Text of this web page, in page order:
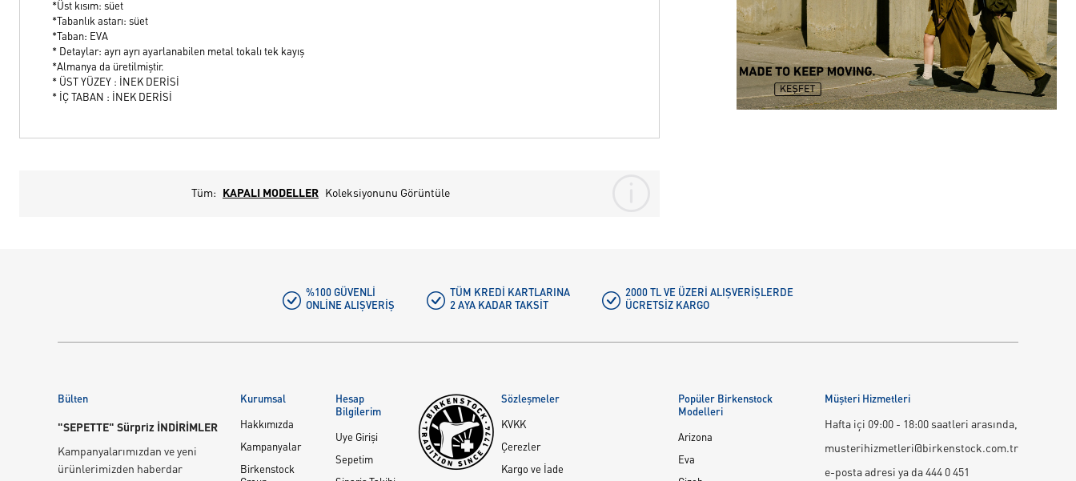
*Üst kısım: süet
*Tabanlık astarı: süet
*Taban: EVA
* Detaylar: ayrı ayrı ayarlanabilen metal tokalı tek kayış
*Almanya da üretilmiştir.
* ÜST YÜZEY : İNEK DERİSİ
* İÇ TABAN : İNEK DERİSİ
Tüm: KAPALI MODELLER Koleksiyonunu Görüntüle
%100 GÜVENLI
ONLINE ALIŞVERIŞ
TÜM KREDI KARTLARINA
2 AYA KADAR TAKSIT
2000 TL VE ÜZERİ ALIŞVERİŞLERDE
ÜCRETSIZ KARGO
Bülten
"SEPETTE" Sürpriz İNDİRİMLER
Kampanyalarımızdan ve yeni
ürünlerimizden haberdar
Kurumsal
Hakkımızda
Kampanyalar
Birkenstock
Hesap
Bilgilerim
Üye Girişi
Sepetim
Sözleşmeler
KVKK
Çerezler
Kargo ve İade
Popüler Birkenstock
Modelleri
Arizona
Eva
Müşteri Hizmetleri
Hafta içi 09:00 - 18:00 saatleri arasında,
musterihizmetleri@birkenstock.com.tr
e-posta adresi ya da 444 0 451